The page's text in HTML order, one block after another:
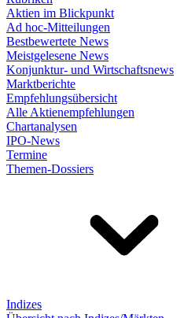
Aktien im Blickpunkt
Ad hoc-Mitteilungen
Bestbewertete News
Meistgelesene News
Konjunktur- und Wirtschaftsnews
Marktberichte
Empfehlungsübersicht
Alle Aktienempfehlungen
Chartanalysen
IPO-News
Termine
Themen-Dossiers
Indizes